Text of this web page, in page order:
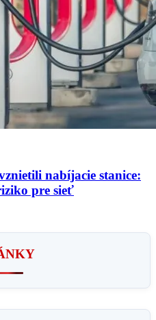
nabíjacie stanice:
pre sieť